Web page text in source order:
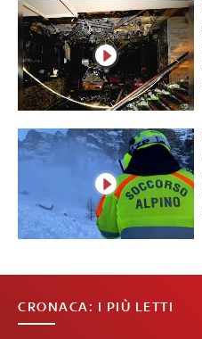
CRONACA: I PIÙ LETTI